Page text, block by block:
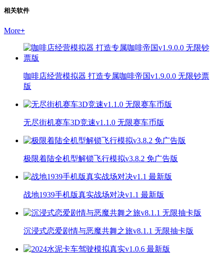
相关软件
More+
咖啡店经营模拟器 打造专属咖啡帝国v1.9.0.0 无限钞票
版
无尽街机赛车3D竞速v1.1.0 无限赛车币版
极限着陆全机型解锁飞行模拟v3.8.2 免广告版
战地1939手机版真实战场对决v1.1 最新版
沉浸式恋爱剧情与恶魔共舞之旅v8.1.1 无限抽卡版